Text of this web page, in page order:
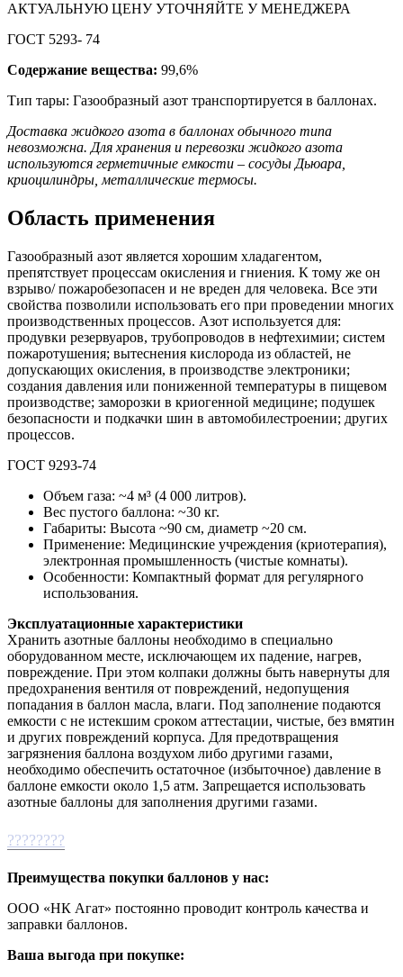
АКТУАЛЬНУЮ ЦЕНУ УТОЧНЯЙТЕ У МЕНЕДЖЕРА
ГОСТ 5293- 74
Содержание вещества: 99,6%
Тип тары: Газообразный азот транспортируется в баллонах.
Доставка жидкого азота в баллонах обычного типа
невозможна. Для хранения и перевозки жидкого азота
используются герметичные емкости – сосуды Дьюара,
криоцилиндры, металлические термосы.
Область применения
Газообразный азот является хорошим хладагентом,
препятствует процессам окисления и гниения. К тому же он
взрыво/ пожаробезопасен и не вреден для человека. Все эти
свойства позволили использовать его при проведении многих
производственных процессов. Азот используется для:
продувки резервуаров, трубопроводов в нефтехимии; систем
пожаротушения; вытеснения кислорода из областей, не
допускающих окисления, в производстве электроники;
создания давления или пониженной температуры в пищевом
производстве; заморозки в криогенной медицине; подушек
безопасности и подкачки шин в автомобилестроении; других
процессов.
ГОСТ 9293-74
Объем газа: ~4 м³ (4 000 литров).
Вес пустого баллона: ~30 кг.
Габариты: Высота ~90 см, диаметр ~20 см.
Применение: Медицинские учреждения (криотерапия),
электронная промышленность (чистые комнаты).
Особенности: Компактный формат для регулярного
использования.
Эксплуатационные характеристики
Хранить азотные баллоны необходимо в специально
оборудованном месте, исключающем их падение, нагрев,
повреждение. При этом колпаки должны быть навернуты для
предохранения вентиля от повреждений, недопущения
попадания в баллон масла, влаги. Под заполнение подаются
емкости с не истекшим сроком аттестации, чистые, без вмятин
и других повреждений корпуса. Для предотвращения
загрязнения баллона воздухом либо другими газами,
необходимо обеспечить остаточное (избыточное) давление в
баллоне емкости около 1,5 атм. Запрещается использовать
азотные баллоны для заполнения другими газами.
????????
Преимущества покупки баллонов у нас:
ООО «НК Агат» постоянно проводит контроль качества и
заправки баллонов.
Ваша выгода при покупке: